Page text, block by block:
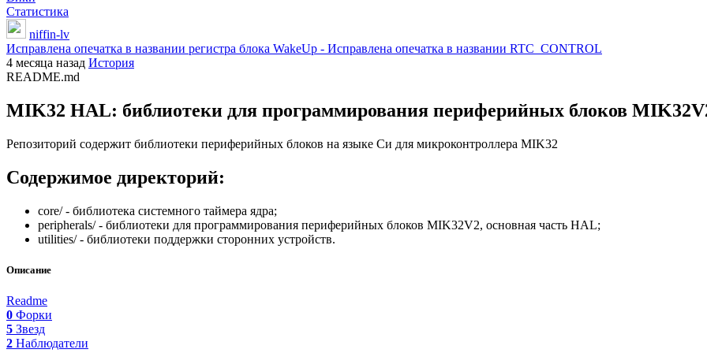
Статистика
niffin-lv
Исправлена опечатка в названии регистра блока WakeUp - Исправлена опечатка в названии RTC_CONTROL
4 месяца назад История
README.md
MIK32 HAL: библиотеки для программирования периферийных блоков
Репозиторий содержит библиотеки периферийных блоков на языке Си для микроконтроллера MIK32
Содержимое директорий:
core/ - библиотека системного таймера ядра;
peripherals/ - библиотеки для программирования периферийных блоков MIK32V2, основная часть HAL;
utilities/ - библиотеки поддержки сторонних устройств.
Описание
Readme
0 Форки
5 Звезд
2 Наблюдатели